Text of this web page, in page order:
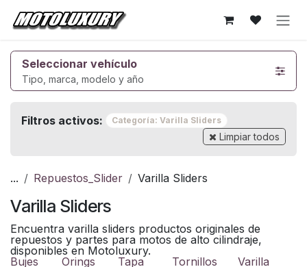
Ir al contenido
Seleccionar vehículo
Tipo, marca, modelo y año
Filtros activos: Categoría: Varilla Sliders
Limpiar todos
... Repuestos_Slider Varilla Sliders
Varilla Sliders
Encuentra varilla sliders productos originales de
repuestos y partes para motos de alto cilindraje,
disponibles en Motoluxury.
Bujes
Orings
Tapa
Tornillos
Varilla